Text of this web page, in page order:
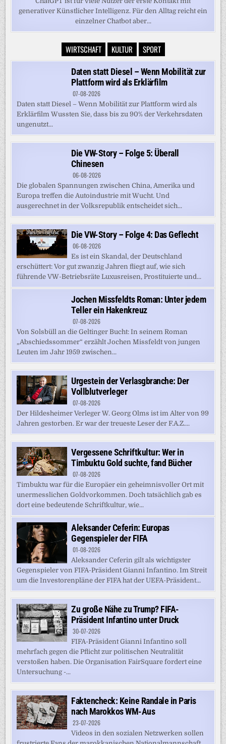
generativer Künstlicher Intelligenz. Für den Alltag reicht ein
einzelner Chatbot aber...
WIRTSCHAFT KULTUR SPORT
Daten statt Diesel – Wenn Mobilität zur
Plattform wird als Erklärfilm
07-08-2026
Daten statt Diesel – Wenn Mobilität zur Plattform wird als
Erklärfilm Wussten Sie, dass bis zu 90% der Verkehrsdaten
ungenutzt...
Die VW-Story – Folge 5: Überall
Chinesen
06-08-2026
Die globalen Spannungen zwischen China, Amerika und
Europa treffen die Autoindustrie mit Wucht. Und
ausgerechnet in der Volksrepublik entscheidet sich...
Die VW-Story – Folge 4: Das Geflecht
06-08-2026
Es ist ein Skandal, der Deutschland
erschüttert: Vor gut zwanzig Jahren fliegt auf, wie sich
führende VW-Betriebsräte Luxusreisen, Prostituierte und...
Jochen Missfeldts Roman: Unter jedem
Teller ein Hakenkreuz
07-08-2026
Von Solsbüll an die Geltinger Bucht: In seinem Roman
„Abschiedssommer“ erzählt Jochen Missfeldt von jungen
Leuten im Jahr 1959 zwischen...
Urgestein der Verlasgbranche: Der
Vollblutverleger
07-08-2026
Der Hildesheimer Verleger W. Georg Olms ist im Alter von 99
Jahren gestorben. Er war der treueste Leser der F.A.Z....
Vergessene Schriftkultur: Wer in
Timbuktu Gold suchte, fand Bücher
07-08-2026
Timbuktu war für die Europäer ein geheimnisvoller Ort mit
unermesslichen Goldvorkommen. Doch tatsächlich gab es
dort eine bedeutende Schriftkultur, wie...
Aleksander Ceferin: Europas
Gegenspieler der FIFA
01-08-2026
Aleksander Ceferin gilt als wichtigster
Gegenspieler von FIFA-Präsident Gianni Infantino. Im Streit
um die Investorenpläne der FIFA hat der UEFA-Präsident...
Zu große Nähe zu Trump? FIFA-
Präsident Infantino unter Druck
30-07-2026
FIFA-Präsident Gianni Infantino soll
mehrfach gegen die Pflicht zur politischen Neutralität
verstoßen haben. Die Organisation FairSquare fordert eine
Untersuchung -...
Faktencheck: Keine Randale in Paris
nach Marokkos WM-Aus
23-07-2026
Videos in den sozialen Netzwerken sollen